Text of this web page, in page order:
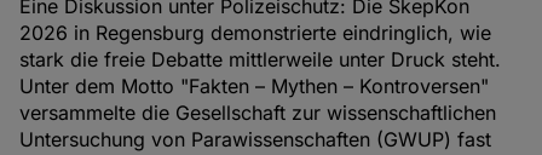
Eine Diskussion unter Polizeischutz: Die SkepKon
2026 in Regensburg demonstrierte eindringlich, wie
stark die freie Debatte mittlerweile unter Druck steht.
Unter dem Motto "Fakten – Mythen – Kontroversen"
versammelte die Gesellschaft zur wissenschaftlichen
Untersuchung von Parawissenschaften (GWUP) fast